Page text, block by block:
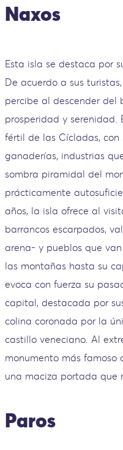
Naxos
Esta isla se destaca por
De acuerdo a sus
percibe al descender del
prosperidad y serenidad.
fértil de las Cícladas, con
ganaderías, industrias
sombra piramidal del
prácticamente
años, la isla ofrece al
barrancos escarpados,
arena- y pueblos que
las montañas hasta su
evoca con fuerza su
capital, destacada por
colina coronada por la
castillo veneciano. Al
monumento más famoso
una maciza portada que
Paros